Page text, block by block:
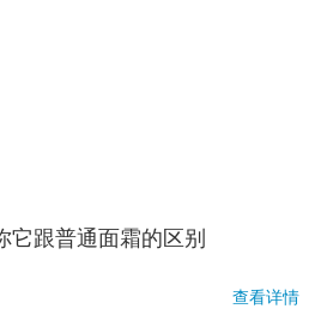
它跟普通面霜的区别
查看详情